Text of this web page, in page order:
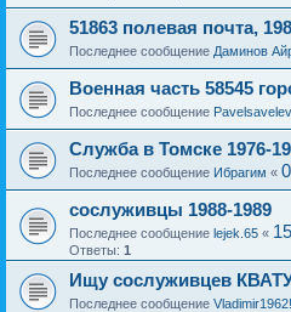
51863 полевая почта,
Последнее сообщение Даминов
Военная часть 58545
Последнее сообщение Pavelsavelev
Служба в Томске 1976-
Последнее сообщение Ибрагим «
сослуживцы 1988-1989
Последнее сообщение lejek.65 «
Ответы: 1
Ищу сослуживцев КВАТУ
Последнее сообщение Vladimir1962!